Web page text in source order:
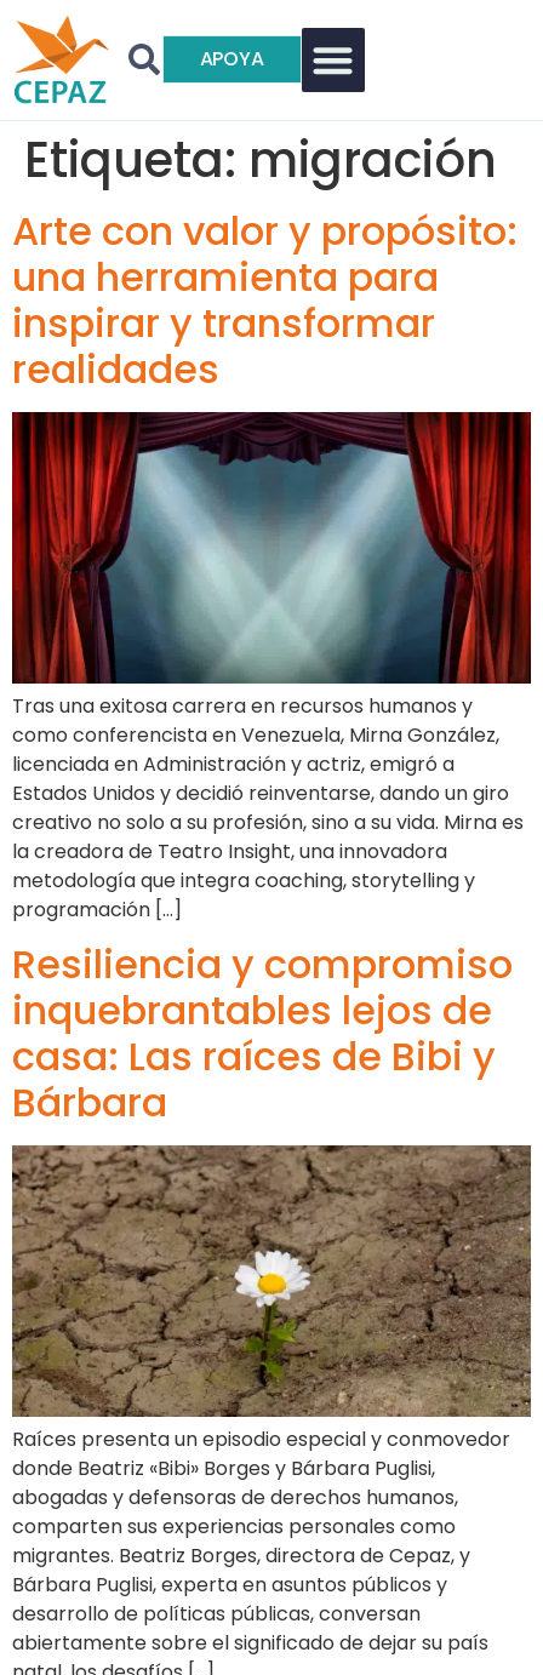
APOYA
Etiqueta: migración
Arte con valor y propósito:
una herramienta para
inspirar y transformar
realidades
Tras una exitosa carrera en recursos humanos y
como conferencista en Venezuela, Mirna González,
licenciada en Administración y actriz, emigró a
Estados Unidos y decidió reinventarse, dando un giro
creativo no solo a su profesión, sino a su vida. Mirna es
la creadora de Teatro Insight, una innovadora
metodología que integra coaching, storytelling y
programación […]
Resiliencia y compromiso
inquebrantables lejos de
casa: Las raíces de Bibi y
Bárbara
Raíces presenta un episodio especial y conmovedor
donde Beatriz «Bibi» Borges y Bárbara Puglisi,
abogadas y defensoras de derechos humanos,
comparten sus experiencias personales como
migrantes. Beatriz Borges, directora de Cepaz, y
Bárbara Puglisi, experta en asuntos públicos y
desarrollo de políticas públicas, conversan
abiertamente sobre el significado de dejar su país